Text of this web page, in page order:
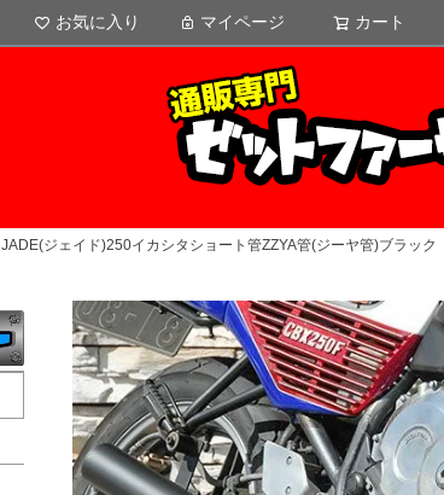
お気に入り マイページ カート
JADE(ジェイド)250イカシタショート管ZZYA管(ジーヤ管)ブラック